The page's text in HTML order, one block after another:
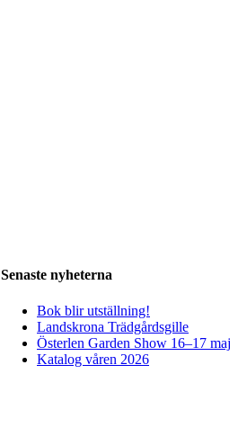
Senaste nyheterna
Bok blir utställning!
Landskrona Trädgårdsgille
Österlen Garden Show 16–17 maj
Katalog våren 2026